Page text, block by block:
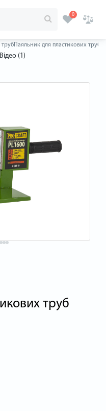
0
труб Паяльник для пластикових труб
Відео (1)
труб